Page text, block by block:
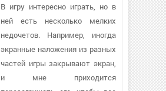
В игру интересно играть, но в
ней есть несколько мелких
недочетов. Например, иногда
экранные наложения из разных
частей игры закрывают экран,
и мне приходится